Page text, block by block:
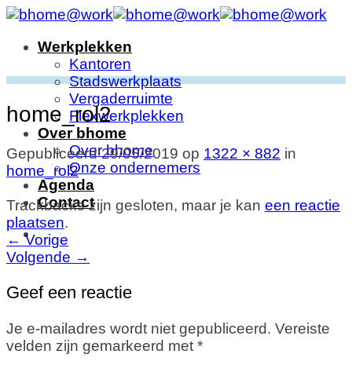
Ga
inhoudWerkplekken
Kantoren
Stadswerkplaats
Vergaderruimte
Flexwerkplekken
Over bhome
Over bhome
Onze ondernemers
Agenda
Contact
home_rol2
Gepubliceerd29/05/2019 op 1322 × 882 in
home_rol2
Trackbacks zijn gesloten, maar je kan een reactie
plaatsen.
← Vorige
Volgende →
Geef een reactie
Je e-mailadres wordt niet gepubliceerd. Vereiste
velden zijn gemarkeerd met *